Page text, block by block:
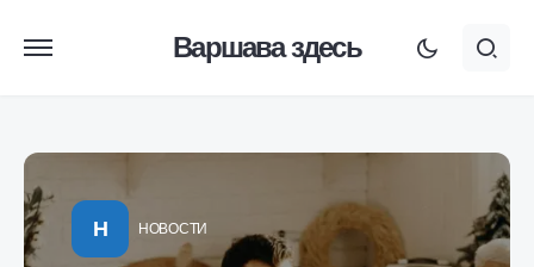
Варшава здесь
Н НОВОСТИ